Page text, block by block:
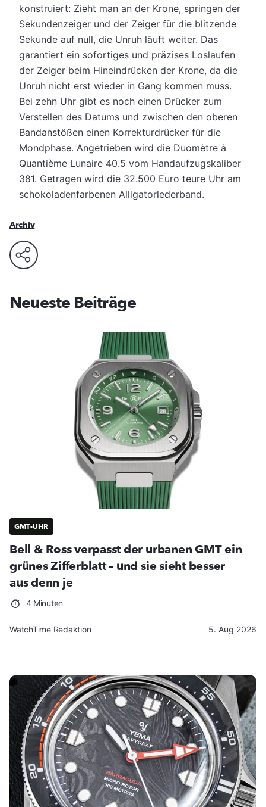
konstruiert: Zieht man an der Krone, springen der
Sekundenzeiger und der Zeiger für die blitzende
Sekunde auf null, die Unruh läuft weiter. Das
garantiert ein sofortiges und präzises Loslaufen
der Zeiger beim Hineindrücken der Krone, da die
Unruh nicht erst wieder in Gang kommen muss.
Bei zehn Uhr gibt es noch einen Drücker zum
Verstellen des Datums und zwischen den oberen
Bandanstößen einen Korrekturdrücker für die
Mondphase. Angetrieben wird die Duomètre à
Quantième Lunaire 40.5 vom Handaufzugskaliber
381. Getragen wird die 32.500 Euro teure Uhr am
schokoladenfarbenen Alligatorlederband.
Archiv
Neueste Beiträge
GMT-UHR
Bell & Ross verpasst der urbanen GMT ein
grünes Zifferblatt – und sie sieht besser
aus denn je
4 Minuten
WatchTime Redaktion 5. Aug 2026